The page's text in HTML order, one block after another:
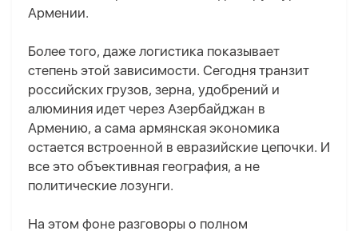
Армении.
Более того, даже логистика показывает
степень этой зависимости. Сегодня транзит
российских грузов, зерна, удобрений и
алюминия идет через Азербайджан в
Армению, а сама армянская экономика
остается встроенной в евразийские цепочки. И
все это объективная география, а не
политические лозунги.
На этом фоне разговоры о полном